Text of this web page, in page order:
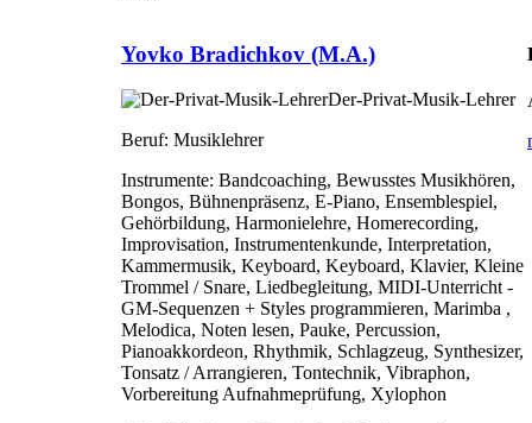
Yovko Bradichkov (M.A.)
Der-Privat-Musik-Lehrer
Beruf: Musiklehrer
Instrumente: Bandcoaching, Bewusstes Musikhören,
Bongos, Bühnenpräsenz, E-Piano, Ensemblespiel,
Gehörbildung, Harmonielehre, Homerecording,
Improvisation, Instrumentenkunde, Interpretation,
Kammermusik, Keyboard, Keyboard, Klavier, Kleine
Trommel / Snare, Liedbegleitung, MIDI-Unterricht -
GM-Sequenzen + Styles programmieren, Marimba ,
Melodica, Noten lesen, Pauke, Percussion,
Pianoakkordeon, Rhythmik, Schlagzeug, Synthesizer,
Tonsatz / Arrangieren, Tontechnik, Vibraphon,
Vorbereitung Aufnahmeprüfung, Xylophon